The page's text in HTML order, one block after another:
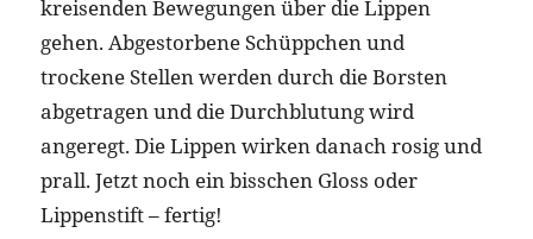
kreisenden Bewegungen über die Lippen
gehen. Abgestorbene Schüppchen und
trockene Stellen werden durch die Borsten
abgetragen und die Durchblutung wird
angeregt. Die Lippen wirken danach rosig und
prall. Jetzt noch ein bisschen Gloss oder
Lippenstift – fertig!